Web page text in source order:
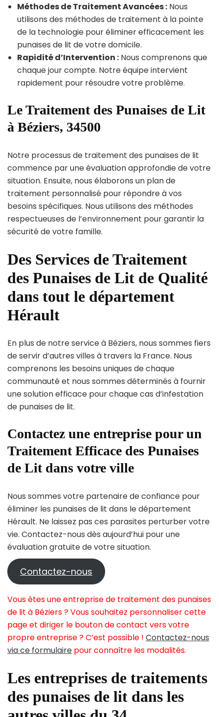
Méthodes de Traitement Avancées : Nous
utilisons des méthodes de traitement à la pointe
de la technologie pour éliminer efficacement les
punaises de lit de votre domicile.
Rapidité d’Intervention : Nous comprenons que
chaque jour compte. Notre équipe intervient
rapidement pour résoudre votre problème.
Le Traitement des Punaises de Lit
à Béziers, 34500
Notre processus de traitement des punaises de lit
commence par une évaluation approfondie de votre
situation. Ensuite, nous élaborons un plan de
traitement personnalisé pour répondre à vos
besoins spécifiques. Nous utilisons des méthodes
respectueuses de l’environnement pour garantir la
sécurité de votre famille.
Des Services de Traitement
des Punaises de Lit de Qualité
dans tout le département
Hérault
En plus de notre service à Béziers, nous sommes fiers
de servir d’autres villes à travers la France. Nous
comprenons les besoins uniques de chaque
communauté et nous sommes déterminés à fournir
une solution efficace pour chaque cas d’infestation
de punaises de lit.
Contactez une entreprise pour un
Traitement Efficace des Punaises
de Lit dans votre ville
Nous sommes votre partenaire de confiance pour
éliminer les punaises de lit dans le département
Hérault. Ne laissez pas ces parasites perturber votre
vie. Contactez-nous dès aujourd’hui pour une
évaluation gratuite de votre situation.
Contactez-nous
Vous êtes une entreprise de traitement des punaises
de lit à Béziers ? Vous souhaitez personnaliser cette
page et diriger le bouton de contact vers votre
propre entreprise ? C’est possible ! Contactez-nous
via ce formulaire pour connaître les modalités.
Les entreprises de traitements
des punaises de lit dans les